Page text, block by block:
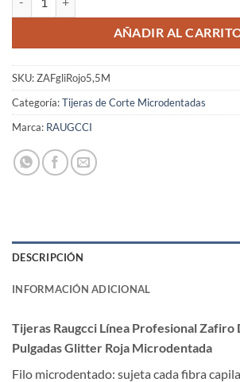
AÑADIR AL
SKU:ZAFgliRojo5,5M
Categoría:Tijeras de Corte Microdentadas
Marca: RAUGCCI
DESCRIPCIÓN
INFORMACIÓN ADICIONAL
Tijeras Raugcci Línea Profesional Zafiro
Pulgadas Glitter Roja Microdentada
Filo microdentado: sujeta cada fibra